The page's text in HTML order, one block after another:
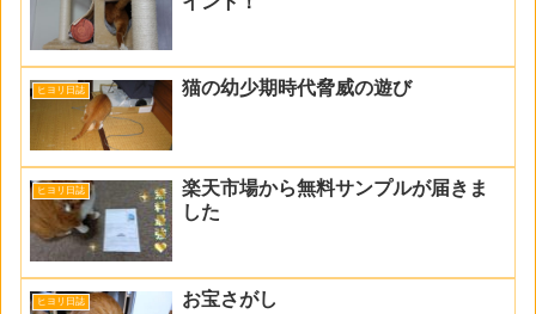
ヒヨリ日誌 猫の幼少期時代脅威の遊び
ヒヨリ日誌
楽天市場から無料サンプルが届きま
した
ヒヨリ日誌 お宝さがし